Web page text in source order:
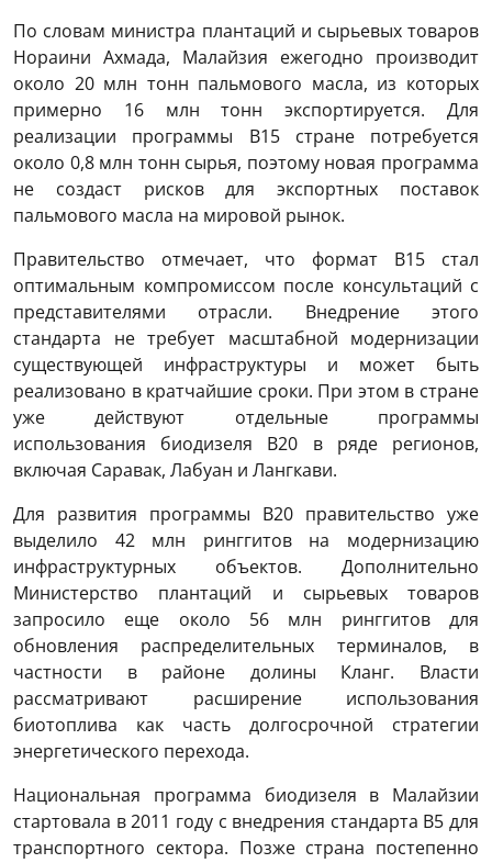
По словам министра плантаций и сырьевых товаров
Нораини Ахмада, Малайзия ежегодно производит
около 20 млн тонн пальмового масла, из которых
примерно 16 млн тонн экспортируется. Для
реализации программы B15 стране потребуется
около 0,8 млн тонн сырья, поэтому новая программа
не создаст рисков для экспортных поставок
пальмового масла на мировой рынок.
Правительство отмечает, что формат B15 стал
оптимальным компромиссом после консультаций с
представителями отрасли. Внедрение этого
стандарта не требует масштабной модернизации
существующей инфраструктуры и может быть
реализовано в кратчайшие сроки. При этом в стране
уже действуют отдельные программы
использования биодизеля B20 в ряде регионов,
включая Саравак, Лабуан и Лангкави.
Для развития программы B20 правительство уже
выделило 42 млн ринггитов на модернизацию
инфраструктурных объектов. Дополнительно
Министерство плантаций и сырьевых товаров
запросило еще около 56 млн ринггитов для
обновления распределительных терминалов, в
частности в районе долины Кланг. Власти
рассматривают расширение использования
биотоплива как часть долгосрочной стратегии
энергетического перехода.
Национальная программа биодизеля в Малайзии
стартовала в 2011 году с внедрения стандарта B5 для
транспортного сектора. Позже страна постепенно